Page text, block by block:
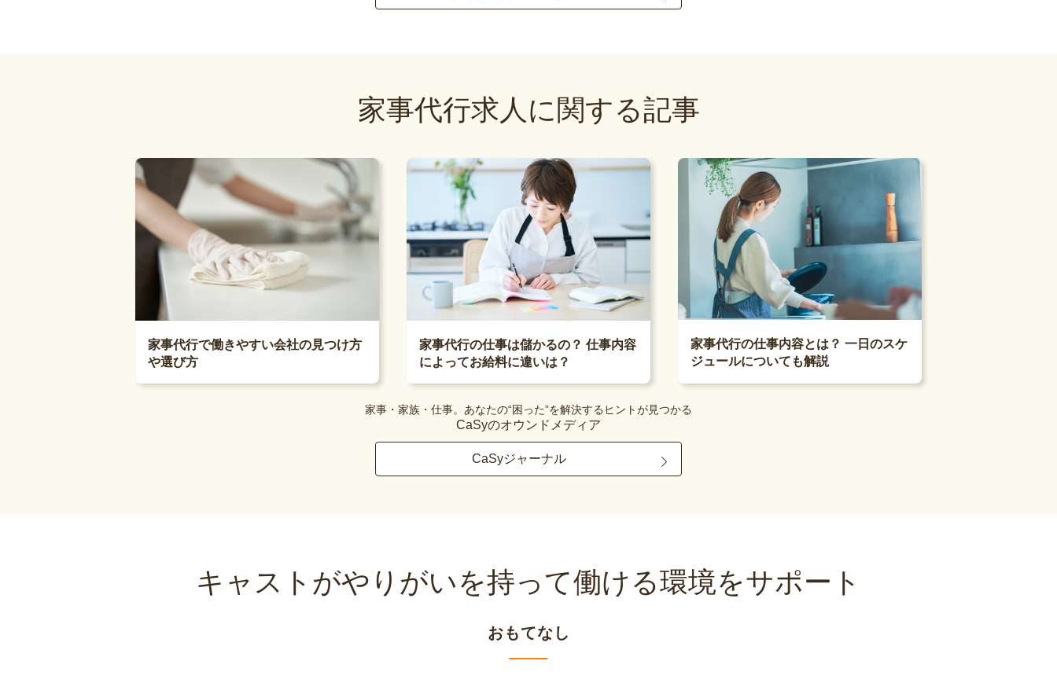
家事代行求人に関する記事
家事代行で働きやすい会社の見つけ方
や選び方
家事代行の仕事は儲かるの？ 仕事内容
によってお給料に違いは？
家事代行の仕事内容とは？ 一日のスケ
ジュールについても解説
家事・家族・仕事。あなたの“困った”を解決するヒントが見つかる
CaSyのオウンドメディア
CaSyジャーナル
キャストがやりがいを持って働ける環境をサポート
おもてなし